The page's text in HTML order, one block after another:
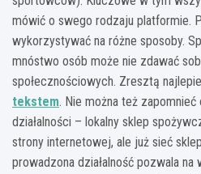
mówić o swego rodzaju platformie.
wykorzystywać na różne sposoby.
mnóstwo osób może nie zdawać
społecznościowych. Zresztą
tekstem. Nie można też
działalności – lokalny sklep
strony internetowej, ale już sieć
prowadzona działalność pozwala